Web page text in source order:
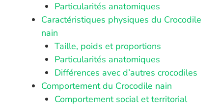
Particularités anatomiques
Caractéristiques physiques du Crocodile
nain
Taille, poids et proportions
Particularités anatomiques
Différences avec d’autres crocodiles
Comportement du Crocodile nain
Comportement social et territorial